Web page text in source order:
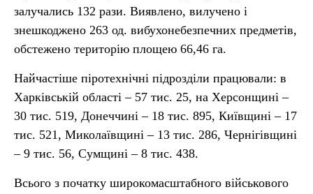
залучались 132 рази. Виявлено, вилучено і
знешкоджено 263 од. вибухонебезпечних предметів,
обстежено територію площею 66,46 га.
Найчастіше піротехнічні підрозділи працювали: в
Харківській області – 57 тис. 25, на Херсонщині –
30 тис. 519, Донеччині – 18 тис. 895, Київщині – 17
тис. 521, Миколаївщині – 13 тис. 286, Чернігівщині
– 9 тис. 56, Сумщині – 8 тис. 438.
Всього з початку широкомасштабного військового